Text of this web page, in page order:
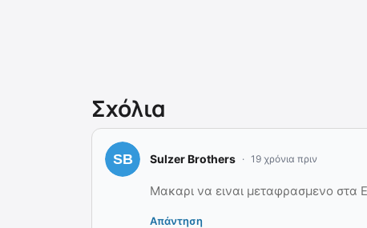
Σχόλια
Sulzer Brothers 19 χρόνια πριν
Μακαρι να ειναι μεταφρασμενο στα
Απάντηση